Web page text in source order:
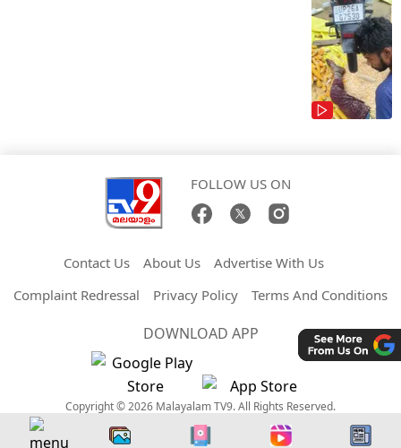
FOLLOW US ON
Contact Us About Us
Advertise With Us
Complaint Redressal
Privacy Policy Terms And Conditions
DOWNLOAD APP
Copyright © 2026 Malayalam TV9. All Rights Reserved.